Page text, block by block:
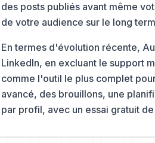
des posts publiés avant même
de votre audience sur le long
En termes d'évolution récente,
LinkedIn, en excluant le support
comme l'outil le plus complet
avancé, des brouillons, une
par profil, avec un essai gratuit